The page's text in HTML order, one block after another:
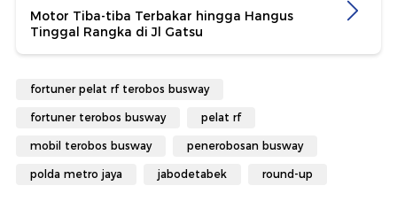
Motor Tiba-tiba Terbakar hingga Hangus
Tinggal Rangka di Jl Gatsu
fortuner pelat rf terobos busway
fortuner terobos busway pelat rf
mobil terobos busway penerobosan busway
polda metro jaya jabodetabek round-up